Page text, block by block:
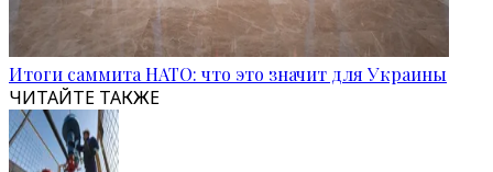
Итоги саммита НАТО: что это значит для Украины
ЧИТАЙТЕ ТАКЖЕ